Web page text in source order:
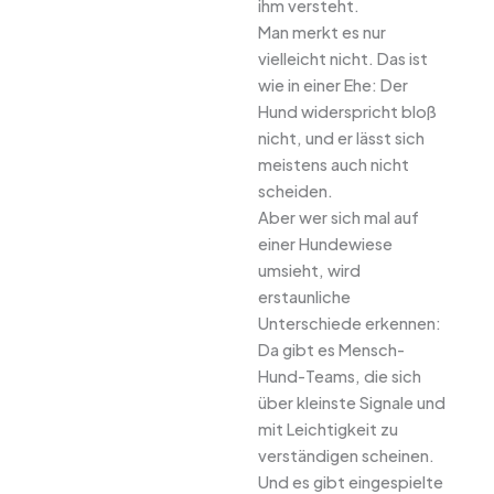
ihm versteht.
Man merkt es nur
vielleicht nicht. Das ist
wie in einer Ehe: Der
Hund widerspricht bloß
nicht, und er lässt sich
meistens auch nicht
scheiden.
Aber wer sich mal auf
einer Hundewiese
umsieht, wird
erstaunliche
Unterschiede erkennen:
Da gibt es Mensch-
Hund-Teams, die sich
über kleinste Signale und
mit Leichtigkeit zu
verständigen scheinen.
Und es gibt eingespielte